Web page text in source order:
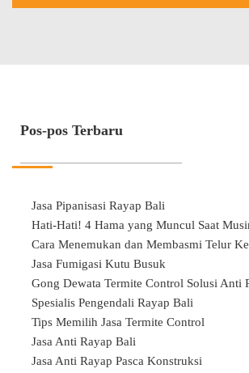
Pos-pos Terbaru
Jasa Pipanisasi Rayap Bali
Hati-Hati! 4 Hama yang Muncul Saat
Cara Menemukan dan Membasmi Telur
Jasa Fumigasi Kutu Busuk
Gong Dewata Termite Control Solusi Anti
Spesialis Pengendali Rayap Bali
Tips Memilih Jasa Termite Control
Jasa Anti Rayap Bali
Jasa Anti Rayap Pasca Konstruksi